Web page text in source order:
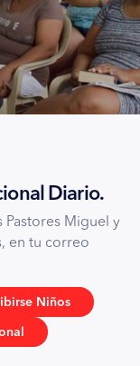
Diario.
Pastores Miguel y
en tu correo
Niños